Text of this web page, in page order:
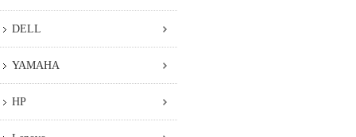
DELL
YAMAHA
HP